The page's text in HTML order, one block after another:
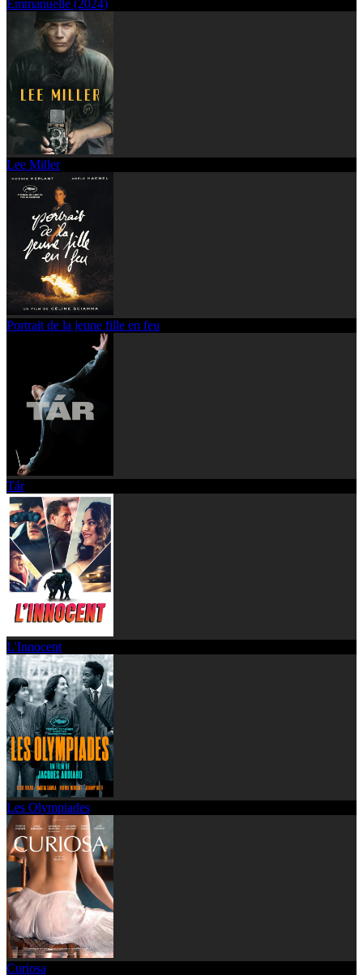
Emmanuelle (2024)
Lee Miller
Portrait de la jeune fille en feu
Tár
L'Innocent
Les Olympiades
Curiosa